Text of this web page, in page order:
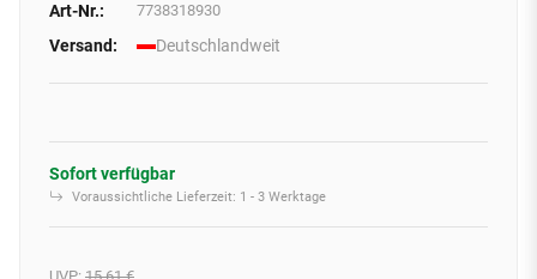
Art-Nr.: 7738318930
Versand: Deutschlandweit
Sofort verfügbar
Voraussichtliche Lieferzeit: 1 - 3 Werktage